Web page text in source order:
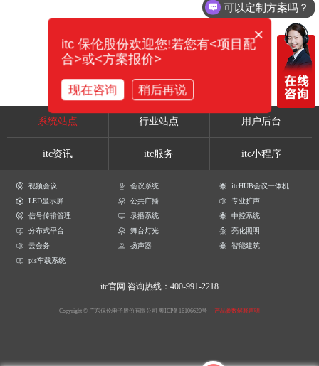
系统站点 行业站点 用户后台
itc资讯 itc服务 itc小程序
视频会议 会议系统
itcHUB会议一体机
LED显示屏
公共广播
专业扩声
信号传输管理
录播系统
中控系统
分布式平台
舞台灯光
亮化照明
云会务
扬声器
智能建筑
pis车载系统
itc官网 咨询热线：400-991-2218
Copyright © 广东保伦电子股份有限公司 粤ICP备16106620号 产品参数解释声明
可以定制方案吗？
×
itc 保伦股份欢迎您!若您有<项目配
合>或<方案报价>
现在咨询 稍后再说